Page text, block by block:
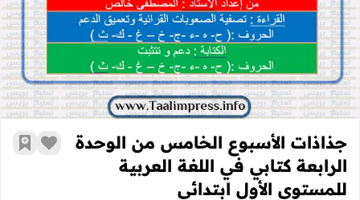
جذاذات الأسبوع الخامس من الوحدة
جذاذات الأسبوع الخامس من الوحدة
الرابعة كتابي في اللغة العربية
للمستوى الأول ابتدائي
زر أضف